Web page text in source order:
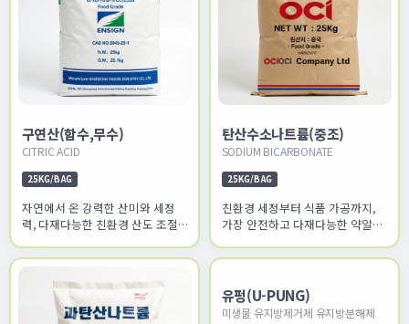
구연산(함수,무수)
CITRIC ACID
25KG/BAG
자연에서 온 강력한 산미와 세정
력, 다재다능한 친환경 산도 조절
탄산수소나트륨(중조)
SODIUM BICARBONATE
25KG/BAG
친환경 세정부터 식품 가공까지,
가장 안전하고 다재다능한 약알칼
유펑(U-PUNG)
미생물 유지방제거제 유지방분해제